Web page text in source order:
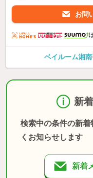
お問
ベイルーム湘
新
検索中の条件の新
くお知らせします
新着